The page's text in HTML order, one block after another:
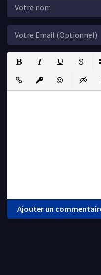
Insert LinkInsert protected link
EmoticonsInsert
Ajouter un